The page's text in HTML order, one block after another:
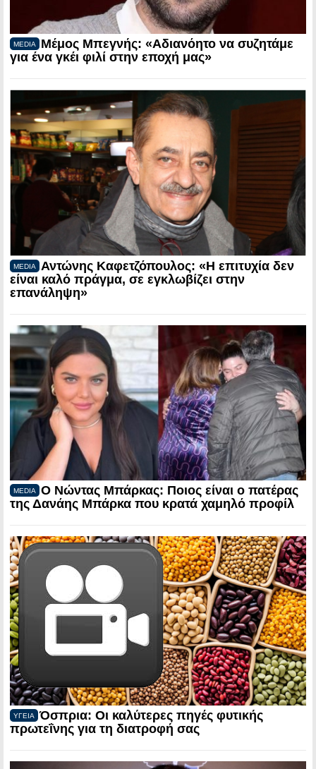
MEDIA
Μέμος Μπεγνής: «Αδιανόητο να συζητάμε
για ένα γκέι φιλί στην εποχή μας»
MEDIA
Αντώνης Καφετζόπουλος: «Η επιτυχία δεν
είναι καλό πράγμα, σε εγκλωβίζει στην
επανάληψη»
MEDIA
Ο Νώντας Μπάρκας: Ποιος είναι ο πατέρας
της Δανάης Μπάρκα που κρατά χαμηλό προφίλ
ΥΓΕΙΑ
Όσπρια: Οι καλύτερες πηγές φυτικής
πρωτεΐνης για τη διατροφή σας